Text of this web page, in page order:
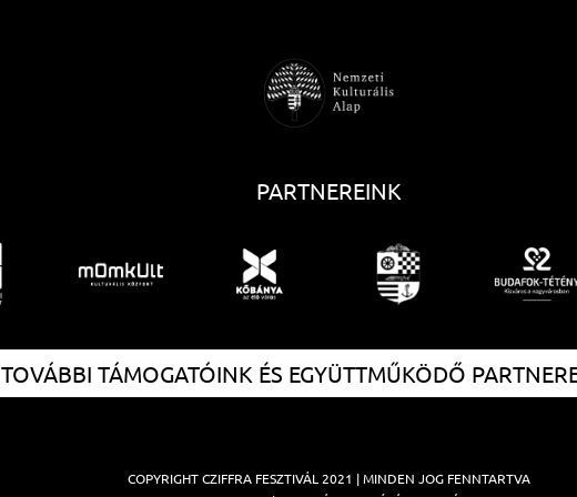
PARTNEREINK
TOVÁBBI TÁMOGATÓINK ÉS EGYÜTTMŰKÖDŐ
COPYRIGHTCZIFFRA FESZTIVÁL 2021 | MINDEN JOG FENNTARTVA